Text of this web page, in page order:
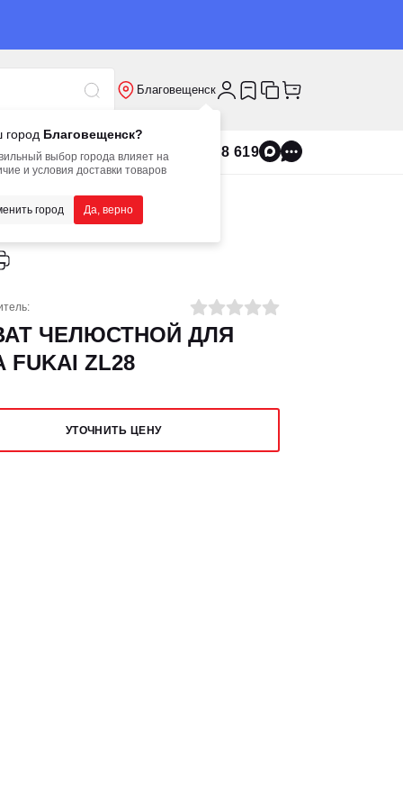
Благовещенск
город Благовещенск?
выбор города влияет на
и условия доставки товаров
город Да, верно
8 800 555 8 619
ЧЕЛЮСТНОЙ ДЛЯ
FUKAI ZL28
УТОЧНИТЬ ЦЕНУ